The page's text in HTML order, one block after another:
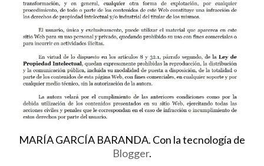
MARÍA GARCÍA BARANDA. Con la tecnología de
Blogger.